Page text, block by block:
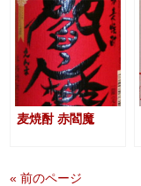
麦焼酎 赤閻魔
« 前のページ